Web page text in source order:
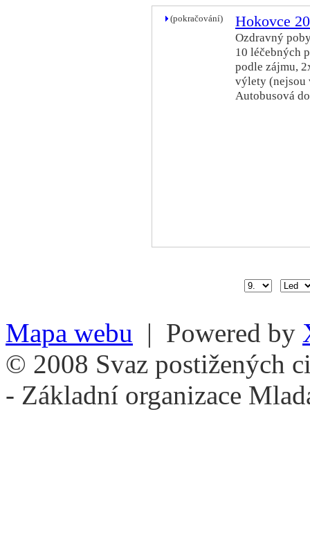
(pokračování) Hokovce
Ozdravný
10 léčebných
podle zájmu,
výlety (nejsou
Autobusová
Mapa webu | Powered by
© 2008 Svaz postižených
- Základní organizace